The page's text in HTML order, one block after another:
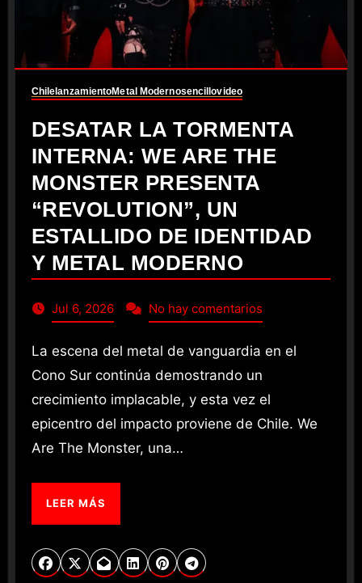
Chile lanzamientoMetal Modernosencillovideo
DESATAR LA TORMENTA
INTERNA: WE ARE THE
MONSTER PRESENTA
“REVOLUTION”, UN
ESTALLIDO DE IDENTIDAD
Y METAL MODERNO
Jul 6, 2026 No hay comentarios
La escena del metal de vanguardia en el
Cono Sur continúa demostrando un
crecimiento implacable, y esta vez el
epicentro del impacto proviene de Chile. We
Are The Monster, una…
LEER MÁS